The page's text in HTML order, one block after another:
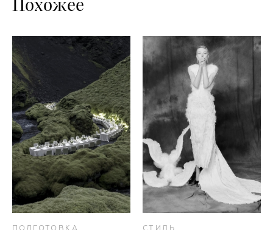
Похожее